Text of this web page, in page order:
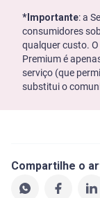
*Importante: a
consumidores
qualquer custo.
Premium é
serviço (que
substitui o
Compartilhe o